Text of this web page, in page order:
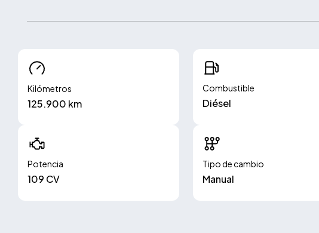
Kilómetros
125.900 km
Combustible
Diésel
Potencia
109 CV
Tipo de cambio
Manual